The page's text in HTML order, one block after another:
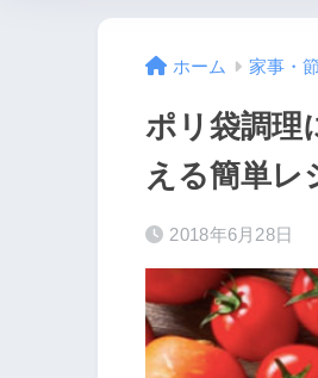
ホーム 家事・
ポリ袋調理
える簡単レ
2018年6月28日